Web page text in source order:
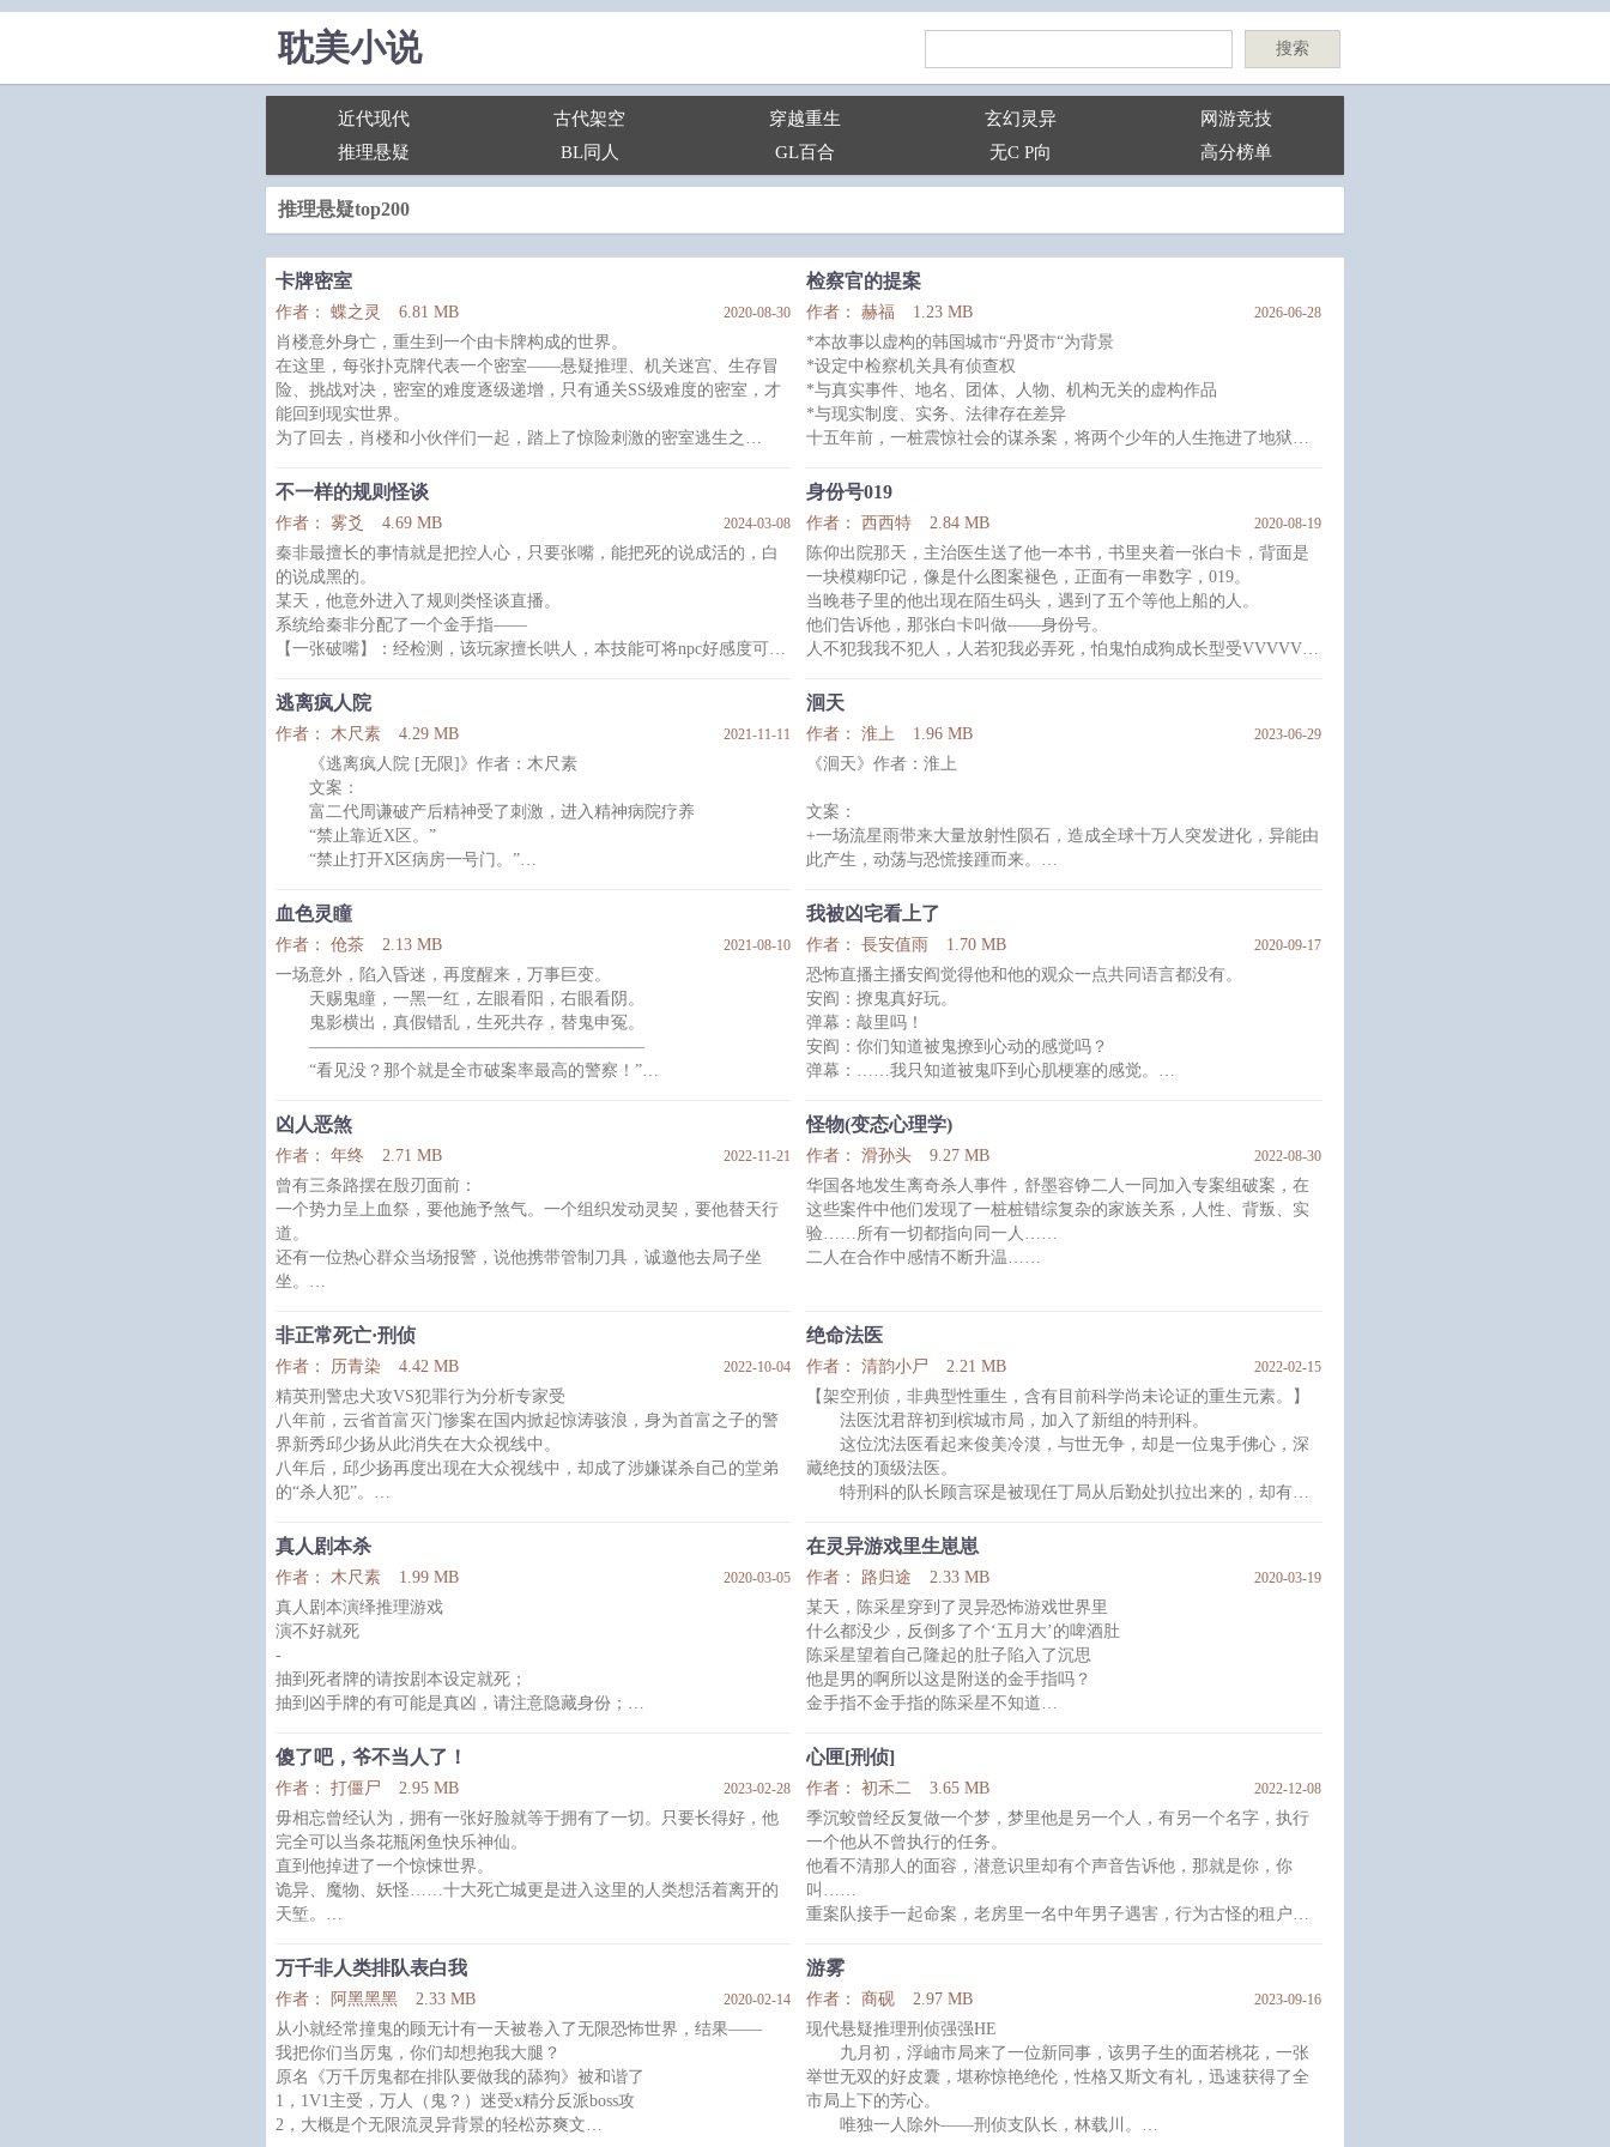
耽美小说 搜索
近代现代 古代架空 穿越重生 玄幻灵异
网游竞技
推理悬疑
BL同人 GL百合 无C P向 高分榜单
推理悬疑top200
卡牌密室
作者： 蝶之灵 6.81 MB 2020-08-30
肖楼意外身亡，重生到一个由卡牌构成的世界。
在这里，每张扑克牌代表一个密室——悬疑推理、机关迷宫、生存冒
险、挑战对决，密室的难度逐级递增，只有通关SS级难度的密室，才
能回到现实世界。
为了回去，肖楼和小伙伴们一起，踏上了惊险刺激的密室逃生之
1、扑克牌+团队密室逃生，主受，无限流爽文。
2、通关可抽卡，卡牌种类诸多，装备牌、特效牌、召唤牌、工具牌应
有尽有。
内容标签： 强强 幻想空间 无限流 悬疑推理
搜索关键字：主角：肖楼，虞寒江 ┃ 配角：陆九川，邵清格，叶棋，
楚华英，唐
检察官的提案
作者： 赫福 1.23 MB 2026-06-28
*本故事以虚构的韩国城市“丹贤市“为背景
*设定中检察机关具有侦查权
*与真实事件、地名、团体、人物、机构无关的虚构作品
*与现实制度、实务、法律存在差异
十五年前，一桩震惊社会的谋杀案，将两个少年的人生拖进了地狱，
峻的检察官，杀人犯的儿子李彩夏成则是执着追查真相的搜查官。 为
了揭开财阀与检方的腐败黑幕，朱泰善向李彩夏提出邀请，加入了他
的办公室。 随着揭开横跨十五年的惊天阴谋，他们也逐渐成为彼此最
致命的弱点，也是最爱的救赎。
不一样的规则怪谈
作者： 雾爻 4.69 MB 2024-03-08
秦非最擅长的事情就是把控人心，只要张嘴，能把死的说成活的，白
的说成黑的。
某天，他意外进入了规则类怪谈直播。
系统给秦非分配了一个金手指——
【一张破嘴】：经检测，该玩家擅长哄人，本技能可将npc好感度可视
看着一个个奇形怪状的鬼怪npc，秦非的太阳穴突突直跳。
行吧，处理鬼际关系和处理人际关系……应该没什么不一样吧？
*
某日，怪谈世界的直播间内冒出一个画风异常突兀的新人主播。
他发丝柔顺，微笑的弧度标准，一双琥珀色眼眸澄澈纯净
身份号019
作者： 西西特 2.84 MB 2020-08-19
陈仰出院那天，主治医生送了他一本书，书里夹着一张白卡，背面是
一块模糊印记，像是什么图案褪色，正面有一串数字，019。
当晚巷子里的他出现在陌生码头，遇到了五个等他上船的人。
他们告诉他，那张白卡叫做——身份号。
人不犯我我不犯人，人若犯我必弄死，怕鬼怕成狗成长型受VVVVV其
年下。
偏现实向，非典型无限流，非爽文，主受，架空，长篇。
【！！！】作者会修文改bug，经常更新完会在后面加一段，看了盗版
的会出现内容缺失，上下文衔接不上的情况，麻烦不要
逃离疯人院
作者： 木尺素 4.29 MB 2021-11-11
《逃离疯人院 [无限]》作者：木尺素
文案：
富二代周谦破产后精神受了刺激，进入精神病院疗养
“禁止靠近X区。”
“禁止打开X区病房一号门。”
这是医院的三条禁令
但周谦偏偏全都违反了
于是他 真·打开了新世界的大门
——欢迎来到怪物世界
“如果我是怪物，你愿意来爱我吗？”
·
全世界疯人院里的疯子都被卷入了一场古怪游戏，
如果逃不掉，那就战斗到最后
洄天
作者： 淮上 1.96 MB 2023-06-29
《洄天》作者：淮上
文案：
+一场流星雨带来大量放射性陨石，造成全球十万人突发进化，异能由
此产生，动荡与恐慌接踵而来。
异能犯罪，保障公共治安。
申海市大监察官沈酌以冷酷强硬、铁腕高效的行事风格而闻名，进化
者们敬畏他，痛恨他，也不得不服从他。
关于他的流言大多集中在两方面，一是血腥有污点的过往，二是他冰
冷沉默但美貌的脸。
热爱维护核平强得日天日地天生热衷雄竞从来屡竞屡胜轻佻嘴欠的逼
king攻&位高权重美强惨狠一生双标懒得掩饰的受
血色灵瞳
作者： 伧茶 2.13 MB 2021-08-10
一场意外，陷入昏迷，再度醒来，万事巨变。
天赐鬼瞳，一黑一红，左眼看阳，右眼看阴。
鬼影横出，真假错乱，生死共存，替鬼申冤。
————————————————————
“看见没？那个就是全市破案率最高的警察！”
“就是他！破案率高达百分之百，就没有他破不了的案，任何案子
交给他都会水落石出。这次市局高度重视的那个海边美人鱼案，领导
点名把他从分局里要过来。”
“这么厉害？好想和他学习学习。”
“还是算了，据说他是个疯子，经常自言自语，
我被凶宅看上了
作者： 長安值雨 1.70 MB 2020-09-17
恐怖直播主播安阎觉得他和他的观众一点共同语言都没有。
安阎：撩鬼真好玩。
弹幕：敲里吗！
安阎：你们知道被鬼撩到心动的感觉吗？
弹幕：……我只知道被鬼吓到心肌梗塞的感觉。
弹幕：呜呜呜呜，这个小哥哥真高冷真好看！播主快撩，不要怂！
安阎：抱歉，我认怂。
弹幕：你还记得被鬼撩到心动的感觉吗？不想感动一下吗？
安阎：不敢动，我怕死。
弹幕：不！你不怕！
最后——
安阎：我和杜鸩在一起了。
凶人恶煞
作者： 年终 2.71 MB 2022-11-21
曾有三条路摆在殷刃面前：
一个势力呈上血祭，要他施予煞气。一个组织发动灵契，要他替天行
道。
还有一位热心群众当场报警，说他携带管制刀具，诚邀他去局子坐
坐。
不就是装傻装怂装可怜吗，他可以的。
维护世间太平的人们 VS 开局咸鱼的灭世鬼王，捉迷藏开始——
无神论者攻 × 最强凶煞受
微灵异伪刑侦，无神论老哥碰上至阴至煞的怪物，合作愉快(?)的探险
故事。
强强／HE；日更，每晚19:00更新；完结作品请戳专栏☆
求生游戏预收→《全
怪物(变态心理学)
作者： 滑孙头 9.27 MB 2022-08-30
华国各地发生离奇杀人事件，舒墨容铮二人一同加入专案组破案，在
这些案件中他们发现了一桩桩错综复杂的家族关系，人性、背叛、实
验……所有一切都指向同一人……
二人在合作中感情不断升温……
非正常死亡·刑侦
作者： 历青染 4.42 MB 2022-10-04
精英刑警忠犬攻VS犯罪行为分析专家受
八年前，云省首富灭门惨案在国内掀起惊涛骇浪，身为首富之子的警
界新秀邱少扬从此消失在大众视线中。
八年后，邱少扬再度出现在大众视线中，却成了涉嫌谋杀自己的堂弟
的“杀人犯”。
连环投毒，尸体雕塑，风扇悬尸，阉割狂魔，夺命芭蕾，恶灵索命，
碧湖尸坑，直播惊魂，废港自焚······春城连续出现一桩又一桩惊世骇
俗的离奇案件。
春城市公安局刑侦支队重案大队队长明堂联手顶级的犯罪行为分析专
家邱少扬，抽丝剥茧，还原真相
绝命法医
作者： 清韵小尸 2.21 MB 2022-02-15
【架空刑侦，非典型性重生，含有目前科学尚未论证的重生元素。】
法医沈君辞初到槟城市局，加入了新组的特刑科。
这位沈法医看起来俊美冷漠，与世无争，却是一位鬼手佛心，深
藏绝技的顶级法医。
特刑科的队长顾言琛是被现任丁局从后勤处扒拉出来的，却有着
第一眼看到沈君辞，顾言琛就有一种似曾相识之感。
沈君辞却对此再三否认。
他们变成同事，随后又成为邻居，进展为最好的搭档。
在共同破案的过程之中，顾言琛终于逐步揭开了沈君辞身上的秘
密……
整
真人剧本杀
作者： 木尺素 1.99 MB 2020-03-05
真人剧本演绎推理游戏
演不好就死
-
抽到死者牌的请按剧本设定就死；
抽到凶手牌的有可能是真凶，请注意隐藏身份；
-
今天，你拿到凶手牌了吗？
【系统提示】
演绎请尊重剧本人设，切勿OOC；
推理请以剧本设定为准，切勿发散思维；
系统享有最终解释权，祝游戏愉快！
--
攻受：“对A。”
阅读指南
1、杨夜攻，顾良受；HE
-
杨夜天生弯；
顾良钢铁直男，
在灵异游戏里生崽崽
作者： 路归途 2.33 MB 2020-03-19
某天，陈采星穿到了灵异恐怖游戏世界里
什么都没少，反倒多了个‘五月大’的啤酒肚
陈采星望着自己隆起的肚子陷入了沉思
他是男的啊所以这是附送的金手指吗？
金手指不金手指的陈采星不知道
就像……怀孕
怀孕是不可能怀孕的，大着肚子伪装孕妇更是想都不要想
后来
陈采星：嘤嘤嘤人家只是个可怜弱小又无助的孕妇
鬼怪：大着肚子你一人追着我们五个鬼跑的孕妇？？？
内容标签： 生子 灵异神怪 无限流 甜文
搜索关键字：主角：陈采星，元九万 ┃ 配角：崽崽 ┃ 其它：
傻了吧，爷不当人了！
作者： 打僵尸 2.95 MB 2023-02-28
毋相忘曾经认为，拥有一张好脸就等于拥有了一切。只要长得好，他
完全可以当条花瓶闲鱼快乐神仙。
直到他掉进了一个惊悚世界。
诡异、魔物、妖怪……十大死亡城更是进入这里的人类想活着离开的
天堑。
其他人开启各式各样的技能点时，毋相忘的《奇葩猛物手册》发光
了！
吸血猛蚊了解一下？吸敌人的血加自己的力，没有谁能比蚊蚊更持
久！
大力士蚂蚁了解一下？包你小拳拳打死咆哮活尸！
什么？还有双头怪、食人鬼、诡异动植物杀人如麻？
都没有关系！了解物种的强大吧！打不死的小强、断肢再
心匣[刑侦]
作者： 初禾二 3.65 MB 2022-12-08
季沉蛟曾经反复做一个梦，梦里他是另一个人，有另一个名字，执行
一个他从不曾执行的任务。
他看不清那人的面容，潜意识里却有个声音告诉他，那就是你，你
叫……
重案队接手一起命案，老房里一名中年男子遇害，行为古怪的租户凌
携手查案，交集愈深，季沉蛟逐渐发现，他与凌猎似乎有一个共同的
名字。
“阿豆，为什么幸运的永远是你？为什么我所获得的唯一救赎也要被夺
走？”
“血缘的诅咒并不会在每一个个体上成立。”
内容标签：强强 业界精英 现代架空 悬疑推理
搜索关键字：主角：季沉蛟 凌猎
万千非人类排队表白我
作者： 阿黑黑黑 2.33 MB 2020-02-14
从小就经常撞鬼的顾无计有一天被卷入了无限恐怖世界，结果——
我把你们当厉鬼，你们却想抱我大腿？
原名《万千厉鬼都在排队要做我的舔狗》被和谐了
1，1V1主受，万人（鬼？）迷受x精分反派boss攻
2，大概是个无限流灵异背景的轻松苏爽文
游雾
作者： 商砚 2.97 MB 2023-09-16
现代悬疑推理刑侦强强HE
九月初，浮岫市局来了一位新同事，该男子生的面若桃花，一张
举世无双的好皮囊，堪称惊艳绝伦，性格又斯文有礼，迅速获得了全
市局上下的芳心。
唯独一人除外——刑侦支队长，林载川。